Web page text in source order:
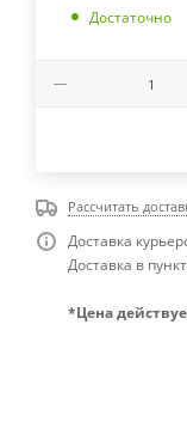
Достаточно
Рассчитать
Доставка
Доставка в
*Цена